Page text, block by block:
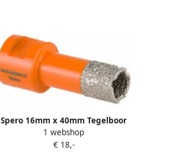
Spero 16mm x 40mm Tegelboor
Xtreme met Opruimfunctie Nat &
Droog M14 16-M14-TDN
1 webshop
€ 18,-